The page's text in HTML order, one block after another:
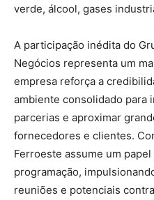
verde, álcool, gases
A participação inédita do
Negócios representa um
empresa reforça a
ambiente consolidado para
parcerias e aproximar
fornecedores e clientes.
Ferroeste assume um
programação,
reuniões e potenciais